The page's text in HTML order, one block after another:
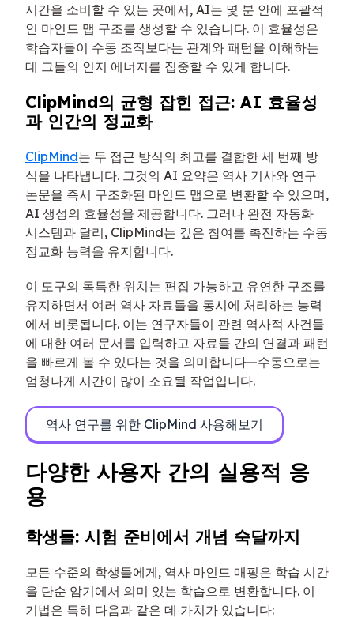
시간을 소비할 수 있는 곳에서, AI는 몇 분 안에 포괄적
인 마인드 맵 구조를 생성할 수 있습니다. 이 효율성은
학습자들이 수동 조직보다는 관계와 패턴을 이해하는
데 그들의 인지 에너지를 집중할 수 있게 합니다.
ClipMind의 균형 잡힌 접근: AI 효율성
과 인간의 정교화
ClipMind는 두 접근 방식의 최고를 결합한 세 번째 방
식을 나타냅니다. 그것의 AI 요약은 역사 기사와 연구
논문을 즉시 구조화된 마인드 맵으로 변환할 수 있으며,
AI 생성의 효율성을 제공합니다. 그러나 완전 자동화
시스템과 달리, ClipMind는 깊은 참여를 촉진하는 수동
정교화 능력을 유지합니다.
이 도구의 독특한 위치는 편집 가능하고 유연한 구조를
유지하면서 여러 역사 자료들을 동시에 처리하는 능력
에서 비롯됩니다. 이는 연구자들이 관련 역사적 사건들
에 대한 여러 문서를 입력하고 자료들 간의 연결과 패턴
을 빠르게 볼 수 있다는 것을 의미합니다—수동으로는
엄청나게 시간이 많이 소요될 작업입니다.
역사 연구를 위한 ClipMind 사용해보기
다양한 사용자 간의 실용적 응
용
학생들: 시험 준비에서 개념 숙달까지
모든 수준의 학생들에게, 역사 마인드 매핑은 학습 시간
을 단순 암기에서 의미 있는 학습으로 변환합니다. 이
기법은 특히 다음과 같은 데 가치가 있습니다: